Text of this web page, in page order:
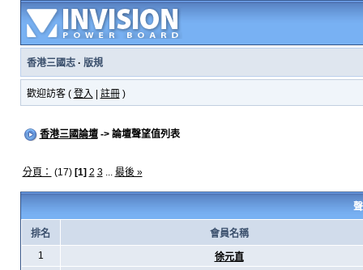
香港三國志· 版規
歡迎訪客 ( 登入 註冊)
香港三國論壇-> 論壇聲望值列表
分頁： (17) [1] 2 3... 最後 »
排名
會員名稱
1
徐元直